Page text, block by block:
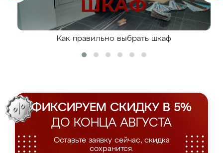
Как правильно выбрать шкаф
ФИКСИРУЕМ СКИДКУ В 5%
ДО КОНЦА АВГУСТА
Оставьте заявку сейчас, скидка
сохранится.